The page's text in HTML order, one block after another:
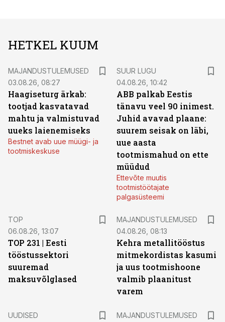
HETKEL KUUM
MAJANDUSTULEMUSED
03.08.26, 08:27
Haagiseturg ärkab:
tootjad kasvatavad
mahtu ja valmistuvad
uueks laienemiseks
Bestnet avab uue müügi- ja
tootmiskeskuse
SUUR LUGU
04.08.26, 10:42
ABB palkab Eestis
tänavu veel 90 inimest.
Juhid avavad plaane:
suurem seisak on läbi,
uue aasta
tootmismahud on ette
müüdud
Ettevõte muutis
tootmistöötajate
palgasüsteemi
TOP
06.08.26, 13:07
TOP 231 | Eesti
tööstussektori
suuremad
maksuvõlglased
MAJANDUSTULEMUSED
04.08.26, 08:13
Kehra metallitööstus
mitmekordistas kasumi
ja uus tootmishoone
valmib plaanitust
varem
UUDISED
MAJANDUSTULEMUSED